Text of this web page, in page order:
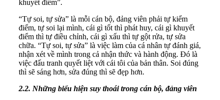
khuyết điểm”.
“Tự soi, tự sửa” là mỗi cán bộ, đảng viên phải tự kiểm
điểm, tự soi lại mình, cái gì tốt thì phát huy, cái gì khuyết
điểm thì tự điều chỉnh, cái gì xấu thì tự gột rửa, tự sửa
chữa. “Tự soi, tự sửa” là việc làm của cá nhân tự đánh giá,
nhận xét về mình trong cả nhận thức và hành động. Đó là
việc đấu tranh quyết liệt với cái tôi của bản thân. Soi đúng
thì sẽ sáng hơn, sửa đúng thì sẽ đẹp hơn.
2.2. Những biểu hiện suy thoái trong cán bộ, đảng viên